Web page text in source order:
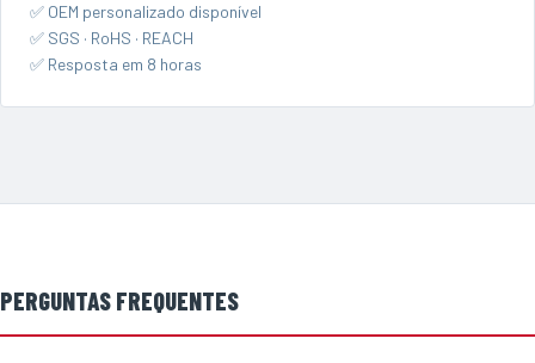
✅ OEM personalizado disponível
✅ SGS · RoHS · REACH
✅ Resposta em 8 horas
PERGUNTAS FREQUENTES